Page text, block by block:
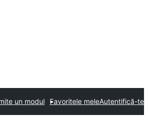
un modul Favoritele meleAutentifică-te